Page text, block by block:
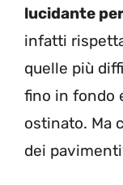
lucidante
infatti
quelle più
fino in fondo
ostinato. Ma
dei